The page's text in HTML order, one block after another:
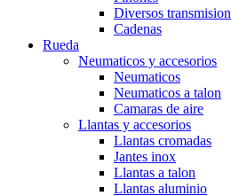
Diversos transmision
Cadenas
Rueda
Neumaticos y accesorios
Neumaticos
Neumaticos a talon
Camaras de aire
Llantas y accesorios
Llantas cromadas
Jantes inox
Llantas a talon
Llantas aluminio